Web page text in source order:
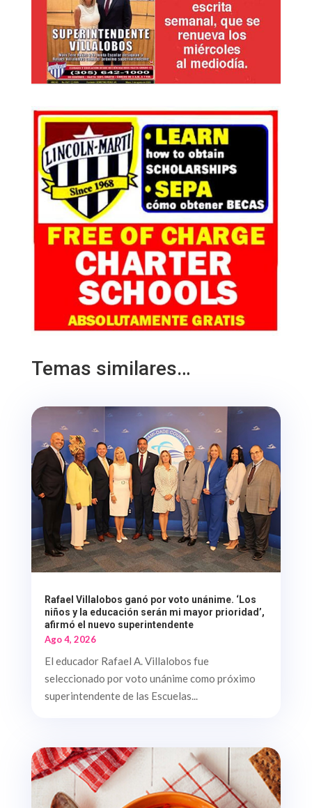
Temas similares…
Rafael Villalobos ganó por voto unánime. ‘Los
niños y la educación serán mi mayor prioridad’,
afirmó el nuevo superintendente
Ago 4, 2026
El educador Rafael A. Villalobos fue
seleccionado por voto unánime como próximo
superintendente de las Escuelas...